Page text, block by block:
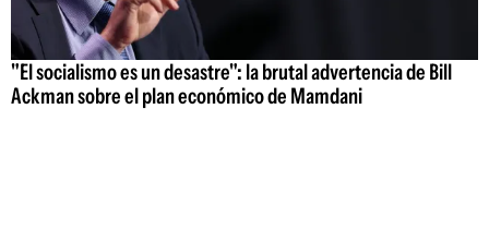
"El socialismo es un desastre": la brutal advertencia de Bill
Ackman sobre el plan económico de Mamdani